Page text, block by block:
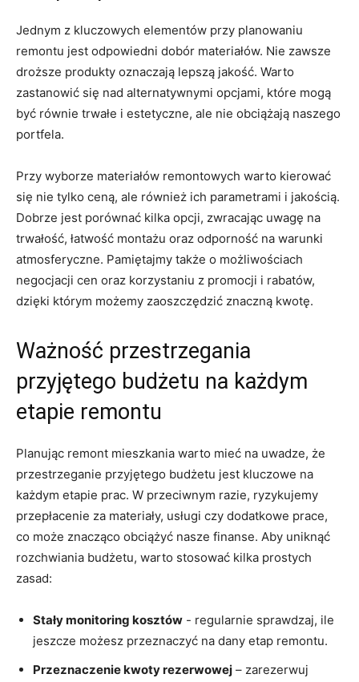
Jednym z kluczowych elementów przy planowaniu​
remontu jest ⁤odpowiedni ‌dobór materiałów. Nie⁤ zawsze​
droższe produkty oznaczają‍ lepszą⁤ jakość. Warto
zastanowić ⁣się nad alternatywnymi​ opcjami, które‍ mogą⁤
być równie trwałe i estetyczne, ale nie obciążają naszego
portfela.
Przy ⁢wyborze materiałów remontowych warto kierować‍
się nie tylko ceną,⁢ ale również ⁣ich parametrami i ​jakością.
Dobrze jest porównać⁢ kilka opcji, ‌zwracając⁤ uwagę na
trwałość, łatwość ‌montażu oraz⁢ odporność na warunki​
atmosferyczne. Pamiętajmy także o możliwościach
negocjacji‍ cen oraz korzystaniu ⁢z promocji i rabatów,
dzięki⁤ którym możemy zaoszczędzić ‌znaczną kwotę.
Ważność przestrzegania
‍przyjętego budżetu na każdym
etapie​ remontu
Planując remont mieszkania‍ warto mieć na ‍uwadze, że
przestrzeganie przyjętego ​budżetu jest ⁣kluczowe na⁢
każdym etapie⁢ prac. ⁣W przeciwnym​ razie, ryzykujemy⁢
przepłacenie ⁤za ‍materiały, usługi czy dodatkowe ⁤prace,
co może znacząco obciążyć nasze ⁢finanse. Aby uniknąć
rozchwiania budżetu, warto stosować ⁤kilka prostych
zasad:
Stały‌ monitoring ‌kosztów -‌ regularnie sprawdzaj, ile
jeszcze możesz przeznaczyć na dany⁤ etap ‍remontu.
Przeznaczenie kwoty rezerwowej – zarezerwuj